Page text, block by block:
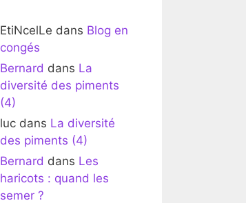
EtiNcelLe dans Blog en
congés
Bernard dans La
diversité des piments
(4)
luc dans La diversité
des piments (4)
Bernard dans Les
haricots : quand les
semer ?